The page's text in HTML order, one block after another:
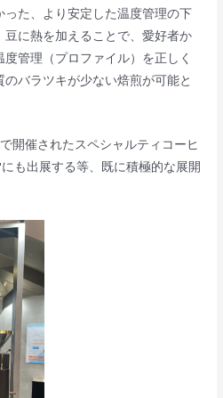
た、より安定した温度管理の下
に熱を加えることで、愛好者か
管理（プロファイル）を正しく
バラツキが少ない焙煎が可能と
開催されたスペシャルティコーヒ
も出展する等、既に積極的な展開